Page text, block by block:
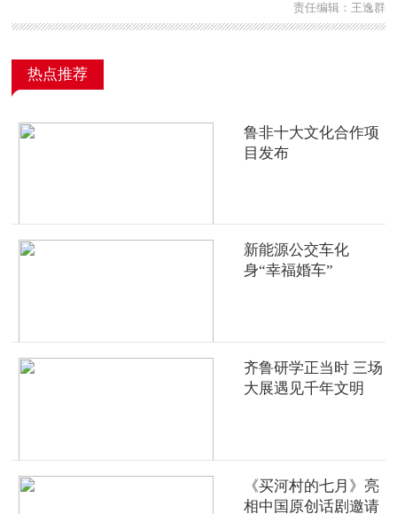
责任编辑：王逸群
热点推荐
鲁非十大文化合作项
目发布
新能源公交车化
身“幸福婚车”
齐鲁研学正当时 三场
大展遇见千年文明
《买河村的七月》亮
相中国原创话剧邀请